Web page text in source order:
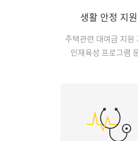
생활 안정 지원
주택관련 대여금 지원
인재육성 프로그램